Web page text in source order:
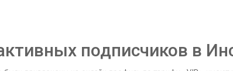
подписчиков в